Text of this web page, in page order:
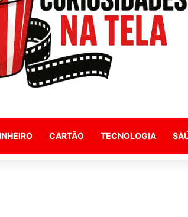
CARTÃO TECNOLOGIA